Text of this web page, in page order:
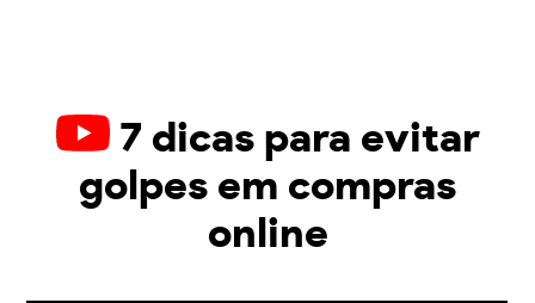
7 dicas para evitar
golpes em compras
online